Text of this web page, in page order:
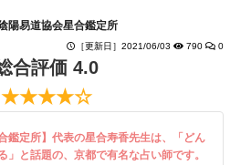
陽易道協会星合鑑定所
［更新日］2021/06/03 790 0
合評価 4.0
★★★★☆
鑑定所】代表の星合寿香先生は、「どん
」と話題の、京都で有名な占い師です。